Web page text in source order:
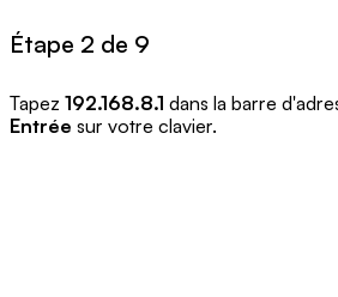
Étape 2 de 9
Tapez 192.168.8.1 dans la barre
Entrée sur votre clavier.